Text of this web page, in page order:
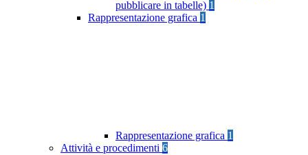
pubblicare in tabelle) 1
Rappresentazione grafica 1
Rappresentazione grafica 1
Attività e procedimenti 6